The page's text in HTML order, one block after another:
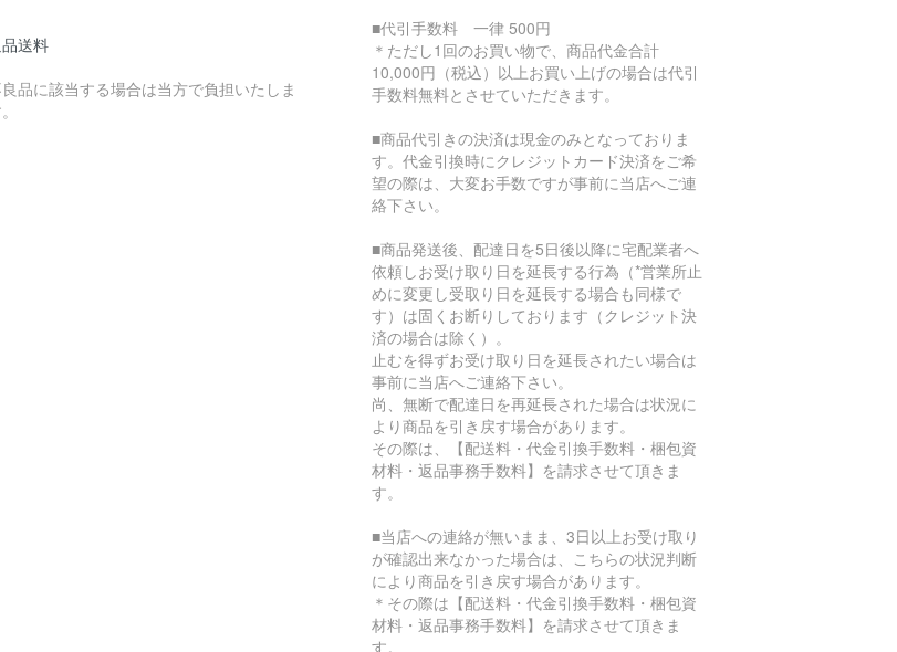
送料
品に該当する場合は当方で負担いたしま
■代引手数料 一律 500円
＊ただし1回のお買い物で、商品代金合計
10,000円（税込）以上お買い上げの場合は代引
手数料無料とさせていただきます。
■商品代引きの決済は現金のみとなっておりま
す。代金引換時にクレジットカード決済をご希
望の際は、大変お手数ですが事前に当店へご連
絡下さい。
■商品発送後、配達日を5日後以降に宅配業者へ
依頼しお受け取り日を延長する行為（*営業所止
めに変更し受取り日を延長する場合も同様で
す）は固くお断りしております（クレジット決
済の場合は除く）。
止むを得ずお受け取り日を延長されたい場合は
事前に当店へご連絡下さい。
尚、無断で配達日を再延長された場合は状況に
より商品を引き戻す場合があります。
その際は、【配送料・代金引換手数料・梱包資
材料・返品事務手数料】を請求させて頂きま
す。
■当店への連絡が無いまま、3日以上お受け取り
が確認出来なかった場合は、こちらの状況判断
により商品を引き戻す場合があります。
＊その際は【配送料・代金引換手数料・梱包資
材料・返品事務手数料】を請求させて頂きま
す。